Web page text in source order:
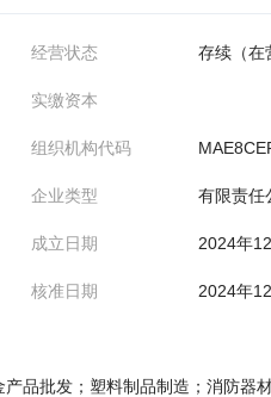
经营状态 存续（在
实缴资本
组织机构代码
企业类型 有限责任
成立日期 2024年
核准日期 2024年
品批发；塑料制品制造；消防器